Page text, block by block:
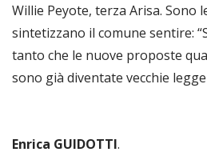
Willie Peyote, terza Arisa. Sono
sintetizzano il comune sentire:
tanto che le nuove proposte
sono già diventate vecchie
Enrica GUIDOTTI.